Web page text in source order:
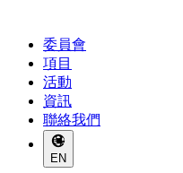
委員會
項目
活動
資訊
聯絡我們
EN